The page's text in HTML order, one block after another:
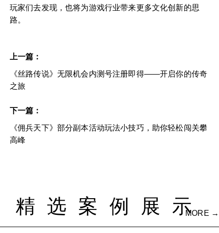
玩家们去发现，也将为游戏行业带来更多文化创新的思
路。
上一篇：
《丝路传说》无限机会内测号注册即得——开启你的传奇
之旅
下一篇：
《佣兵天下》部分副本活动玩法小技巧，助你轻松闯关攀
高峰
精选案例展示MORE →